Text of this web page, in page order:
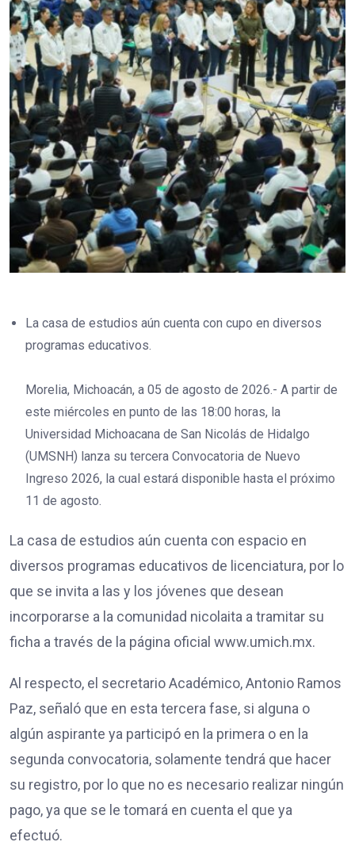
La casa de estudios aún cuenta con cupo en diversos
programas educativos.
Morelia, Michoacán, a 05 de agosto de 2026.- A partir de
este miércoles en punto de las 18:00 horas, la
Universidad Michoacana de San Nicolás de Hidalgo
(UMSNH) lanza su tercera Convocatoria de Nuevo
Ingreso 2026, la cual estará disponible hasta el próximo
11 de agosto.
La casa de estudios aún cuenta con espacio en
diversos programas educativos de licenciatura, por lo
que se invita a las y los jóvenes que desean
incorporarse a la comunidad nicolaita a tramitar su
ficha a través de la página oficial www.umich.mx.
Al respecto, el secretario Académico, Antonio Ramos
Paz, señaló que en esta tercera fase, si alguna o
algún aspirante ya participó en la primera o en la
segunda convocatoria, solamente tendrá que hacer
su registro, por lo que no es necesario realizar ningún
pago, ya que se le tomará en cuenta el que ya
efectuó.